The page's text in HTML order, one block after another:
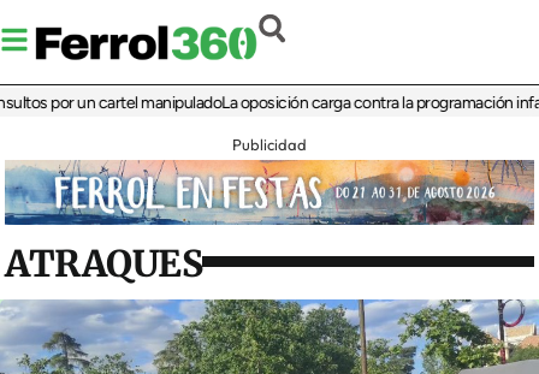
un cartel manipuladoLa oposición carga contra la programación infantil de
Publicidad
ATRAQUES